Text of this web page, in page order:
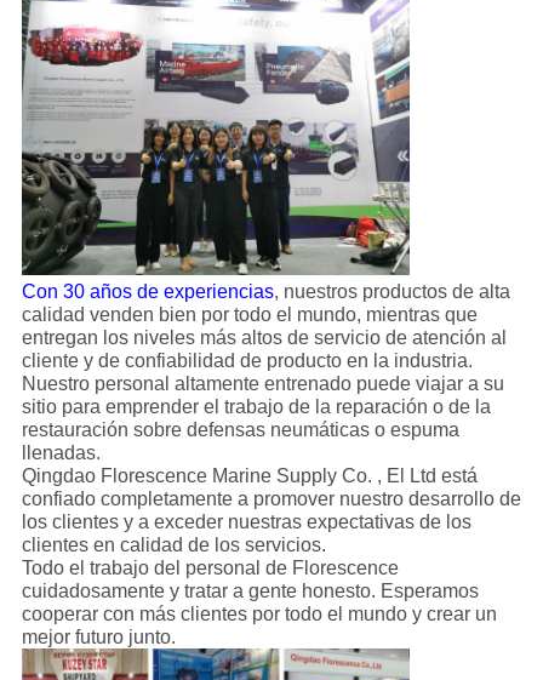
Con 30 años de experiencias, nuestros productos de alta
calidad venden bien por todo el mundo, mientras que
entregan los niveles más altos de servicio de atención al
cliente y de confiabilidad de producto en la industria.
Nuestro personal altamente entrenado puede viajar a su
sitio para emprender el trabajo de la reparación o de la
restauración sobre defensas neumáticas o espuma
llenadas.
Qingdao Florescence Marine Supply Co. , El Ltd está
confiado completamente a promover nuestro desarrollo de
los clientes y a exceder nuestras expectativas de los
clientes en calidad de los servicios.
Todo el trabajo del personal de Florescence
cuidadosamente y tratar a gente honesto. Esperamos
cooperar con más clientes por todo el mundo y crear un
mejor futuro junto.